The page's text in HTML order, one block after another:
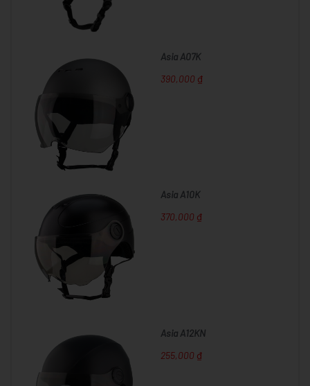
Asia A07K
390,000 ₫
Asia A10K
370,000 ₫
Asia A12KN
255,000 ₫